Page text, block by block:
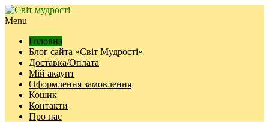
Menu
Головна
Блог сайта «Світ Мудрості»
Доставка/Оплата
Мій акаунт
Оформлення замовлення
Кошик
Контакти
Про нас